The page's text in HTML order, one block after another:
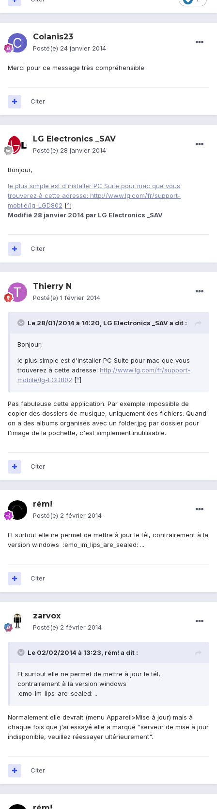
Colanis23
Posté(e) 24 janvier 2014
Merci pour ce message très compréhensible
Citer
LG Electronics _SAV
Posté(e) 28 janvier 2014
Bonjour,
le plus simple est d'installer PC Suite pour mac que vous
trouverez à cette adresse: http://www.lg.com/fr/support-
mobile/lg-LGD802 [^]
Modifié 28 janvier 2014 par LG Electronics _SAV
Citer
Thierry N
Posté(e) 1 février 2014
Le 28/01/2014 à 14:20, LG Electronics _SAV a dit :
Bonjour,
le plus simple est d'installer PC Suite pour mac que vous
trouverez à cette adresse: http://www.lg.com/fr/support-
mobile/lg-LGD802 [^]
Pas fabuleuse cette application. Par exemple impossible de
copier des dossiers de musique, uniquement des fichiers. Quand
on a des albums organisés avec un folder.jpg par dossier pour
l'image de la pochette, c'est simplement inutilisable.
Citer
rém!
Posté(e) 2 février 2014
Et surtout elle ne permet de mettre à jour le tél, contrairement à la
version windows :emo_im_lips_are_sealed: ...
Citer
zarvox
Posté(e) 2 février 2014
Le 02/02/2014 à 13:23, rém! a dit :
Et surtout elle ne permet de mettre à jour le tél,
contrairement à la version windows
:emo_im_lips_are_sealed: ..
Normalement elle devrait (menu Appareil>Mise à jour) mais à
chaque fois que j'ai essayé elle a marqué "serveur de mise à jour
indisponible, veuillez réessayer ultérieurement".
Citer